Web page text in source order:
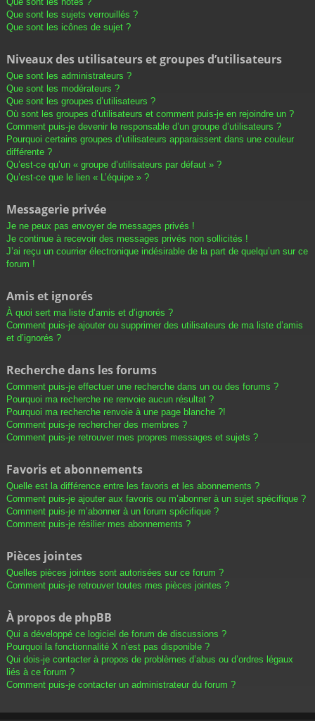
Que sont les sujets verrouillés ?
Que sont les icônes de sujet ?
Niveaux des utilisateurs et groupes d’utilisateurs
Que sont les administrateurs ?
Que sont les modérateurs ?
Que sont les groupes d’utilisateurs ?
Où sont les groupes d’utilisateurs et comment puis-je en rejoindre un ?
Comment puis-je devenir le responsable d’un groupe d’utilisateurs ?
Pourquoi certains groupes d’utilisateurs apparaissent dans une couleur
différente ?
Qu’est-ce qu’un « groupe d’utilisateurs par défaut » ?
Qu’est-ce que le lien « L’équipe » ?
Messagerie privée
Je ne peux pas envoyer de messages privés !
Je continue à recevoir des messages privés non sollicités !
J’ai reçu un courrier électronique indésirable de la part de quelqu’un sur ce
forum !
Amis et ignorés
À quoi sert ma liste d’amis et d’ignorés ?
Comment puis-je ajouter ou supprimer des utilisateurs de ma liste d’amis
et d’ignorés ?
Recherche dans les forums
Comment puis-je effectuer une recherche dans un ou des forums ?
Pourquoi ma recherche ne renvoie aucun résultat ?
Pourquoi ma recherche renvoie à une page blanche ?!
Comment puis-je rechercher des membres ?
Comment puis-je retrouver mes propres messages et sujets ?
Favoris et abonnements
Quelle est la différence entre les favoris et les abonnements ?
Comment puis-je ajouter aux favoris ou m’abonner à un sujet spécifique ?
Comment puis-je m’abonner à un forum spécifique ?
Comment puis-je résilier mes abonnements ?
Pièces jointes
Quelles pièces jointes sont autorisées sur ce forum ?
Comment puis-je retrouver toutes mes pièces jointes ?
À propos de phpBB
Qui a développé ce logiciel de forum de discussions ?
Pourquoi la fonctionnalité X n’est pas disponible ?
Qui dois-je contacter à propos de problèmes d’abus ou d’ordres légaux
liés à ce forum ?
Comment puis-je contacter un administrateur du forum ?